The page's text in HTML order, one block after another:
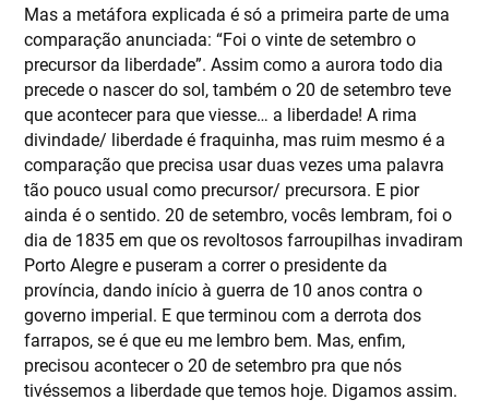
Mas a metáfora explicada é só a primeira parte de uma
comparação anunciada: “Foi o vinte de setembro o
precursor da liberdade”. Assim como a aurora todo dia
precede o nascer do sol, também o 20 de setembro teve
que acontecer para que viesse… a liberdade! A rima
divindade/ liberdade é fraquinha, mas ruim mesmo é a
comparação que precisa usar duas vezes uma palavra
tão pouco usual como precursor/ precursora. E pior
ainda é o sentido. 20 de setembro, vocês lembram, foi o
dia de 1835 em que os revoltosos farroupilhas invadiram
Porto Alegre e puseram a correr o presidente da
província, dando início à guerra de 10 anos contra o
governo imperial. E que terminou com a derrota dos
farrapos, se é que eu me lembro bem. Mas, enfim,
precisou acontecer o 20 de setembro pra que nós
tivéssemos a liberdade que temos hoje. Digamos assim.